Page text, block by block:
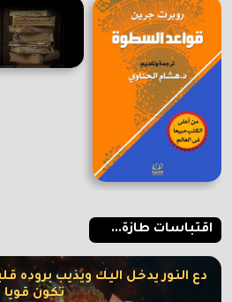
اقتباسات طازة...
دع النور يدخل اليك ويذيب بروده
تكون قويا